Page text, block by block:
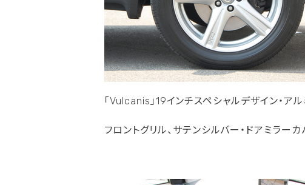
「Vulcanis」19インチスペシャルデザイン・ア
フロントグリル、サテンシルバー・ドアミラー